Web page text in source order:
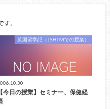
。
英国留学記（LSHTMでの授業）
【今日の授業】セミナー、保健経